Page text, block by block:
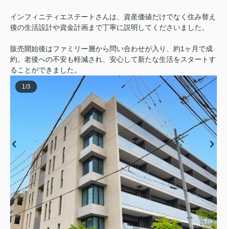
インフィニティエステートさんは、資産価値だけでなく住み替え
後の生活設計や資金計画まで丁寧に説明してくださいました。
販売開始後はファミリー層から問い合わせが入り、約1ヶ月で成
約。老後への不安も軽減され、安心して新たな生活をスタートす
ることができました。
1/3